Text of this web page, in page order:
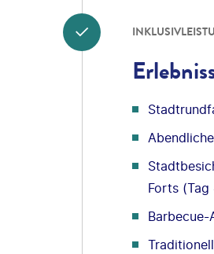
Forts (Tag
Barbecue-